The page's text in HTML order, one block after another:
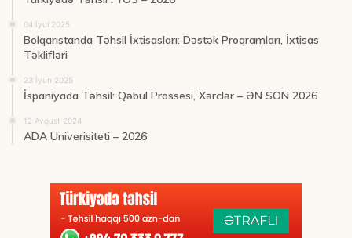
04 İyul 2025
Bolqarıstanda Təhsil İxtisasları: Dəstək Proqramları, İxtisas
Təklifləri
23 İyun 2025
İspaniyada Təhsil: Qəbul Prossesi, Xərclər – ƏN SON 2026
12 Avqust 2024
ADA Univerisiteti – 2026